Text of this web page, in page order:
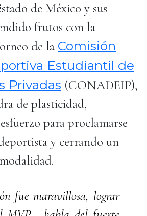
de México y sus
frutos con la
de la Comisión
Estudiantil de
Privadas (CONADEIP),
de plasticidad,
para proclamarse
y cerrando un
fue maravillosa, lograr